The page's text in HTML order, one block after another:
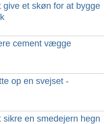
give et skøn for at bygge
cement vægge
op en svejset -
sikre en smedejern hegn